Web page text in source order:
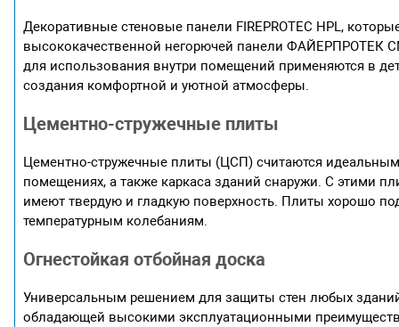
Декоративные стеновые панели FIREPROTEC HPL,
высококачественной негорючей панели ФАЙЕРПРОТЕК
для использования внутри помещений применяются в
создания комфортной и уютной атмосферы.
Цементно-стружечные плиты
Цементно-стружечные плиты (ЦСП) считаются
помещениях, а также каркаса зданий снаружи. С этими
имеют твердую и гладкую поверхность. Плиты хорошо
температурным колебаниям.
Огнестойкая отбойная доска
Универсальным решением для защиты стен любых
обладающей высокими эксплуатационными